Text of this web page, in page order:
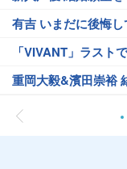
有吉 いまだに後悔
「VIVANT」ラスト
重岡大毅&濱田崇裕